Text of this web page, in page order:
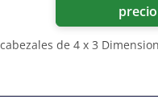
precio
de 4 x 3